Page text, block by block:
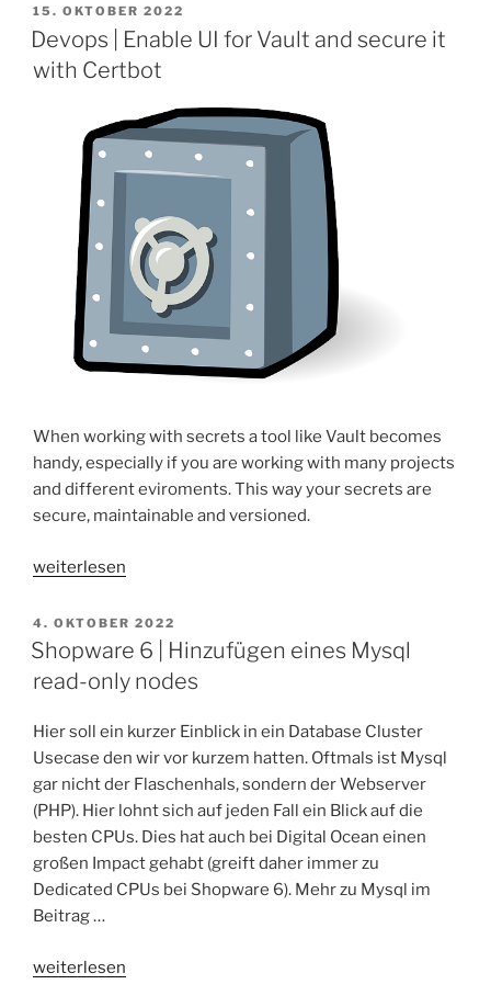
VERÖFFENTLICHT
AM
15. OKTOBER 2022
Devops | Enable UI for Vault and secure it
with Certbot
When working with secrets a tool like Vault becomes
handy, especially if you are working with many projects
and different eviroments. This way your secrets are
secure, maintainable and versioned.
„Devops
Enable
UI
and
secure
it
with
Certbot“
weiterlesen
VERÖFFENTLICHT
AM
4. OKTOBER 2022
Shopware 6 | Hinzufügen eines Mysql
read-only nodes
Hier soll ein kurzer Einblick in ein Database Cluster
Usecase den wir vor kurzem hatten. Oftmals ist Mysql
gar nicht der Flaschenhals, sondern der Webserver
(PHP). Hier lohnt sich auf jeden Fall ein Blick auf die
besten CPUs. Dies hat auch bei Digital Ocean einen
großen Impact gehabt (greift daher immer zu
Dedicated CPUs bei Shopware 6). Mehr zu Mysql im
Beitrag …
„Shopware
weiterlesen